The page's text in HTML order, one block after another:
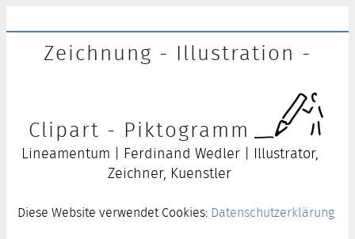
Zeichnung - Illustration -
Clipart - Piktogramm
Lineamentum | Ferdinand Wedler | Illustrator,
Zeichner, Kuenstler
Diese Website verwendet Cookies: Datenschutzerklärung